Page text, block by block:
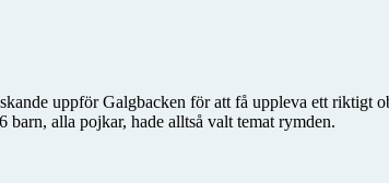
uppför Galgbacken för att få uppleva ett riktigt
barn, alla pojkar, hade alltså valt temat rymden.